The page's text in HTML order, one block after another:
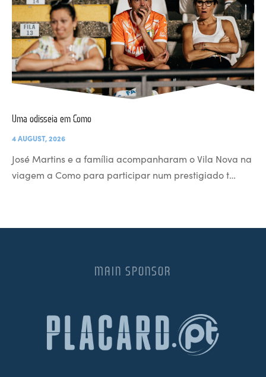
Uma odisseia em Como
4 AUGUST, 2026
José Martins e a família acompanharam o Vila Nova na
viagem a Como para participar num prestigiado t…
MAIN SPONSOR